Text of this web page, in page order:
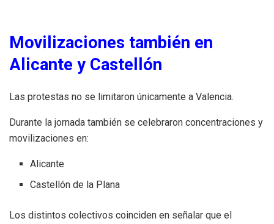
Movilizaciones también en
Alicante y Castellón
Las protestas no se limitaron únicamente a Valencia.
Durante la jornada también se celebraron concentraciones y
movilizaciones en:
Alicante
Castellón de la Plana
Los distintos colectivos coinciden en señalar que el